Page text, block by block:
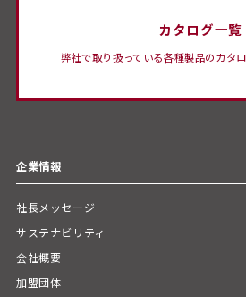
カタログ一覧
弊社で取り扱っている各種製品のカタ
企業情報
社長メッセージ
サステナビリティ
会社概要
加盟団体